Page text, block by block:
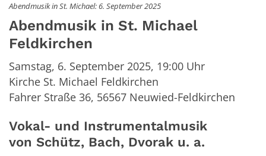
Abendmusik in St. Michael: 6. September 2025
Abendmusik in St. Michael
Feldkirchen
Samstag, 6. September 2025, 19:00 Uhr
Kirche St. Michael Feldkirchen
Fahrer Straße 36, 56567 Neuwied-Feldkirchen
Vokal- und Instrumentalmusik
von Schütz, Bach, Dvorak u. a.